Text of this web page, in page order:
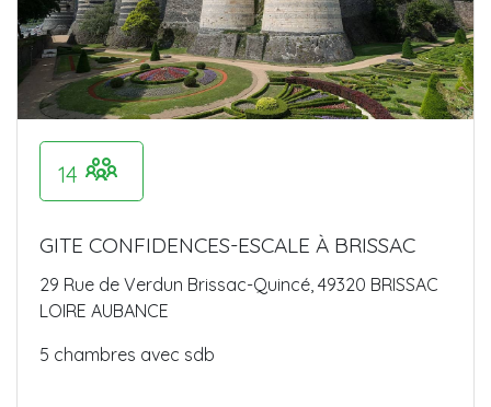
14
GITE CONFIDENCES-ESCALE À BRISSAC
29 Rue de Verdun Brissac-Quincé, 49320 BRISSAC
LOIRE AUBANCE
5 chambres avec sdb